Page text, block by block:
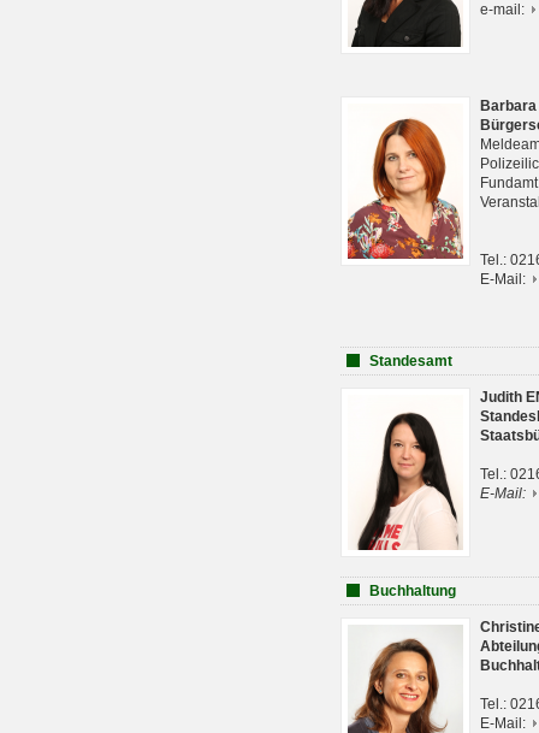
e-mail:
Tel.:
E-Mail:
Standesamt
Judith
Tel.:
E-Mail:
Buchhaltung
Tel.:
E-Mail: